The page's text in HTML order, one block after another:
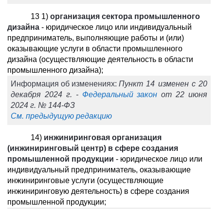
13 1) организация сектора промышленного
дизайна - юридическое лицо или индивидуальный
предприниматель, выполняющие работы и (или)
оказывающие услуги в области промышленного
дизайна (осуществляющие деятельность в области
промышленного дизайна);
Информация об изменениях: Пункт 14 изменен с 20
декабря 2024 г. - Федеральный закон от 22 июня
2024 г. № 144-ФЗ
См. предыдущую редакцию
14) инжиниринговая организация
(инжиниринговый центр) в сфере создания
промышленной продукции - юридическое лицо или
индивидуальный предприниматель, оказывающие
инжиниринговые услуги (осуществляющие
инжиниринговую деятельность) в сфере создания
промышленной продукции;